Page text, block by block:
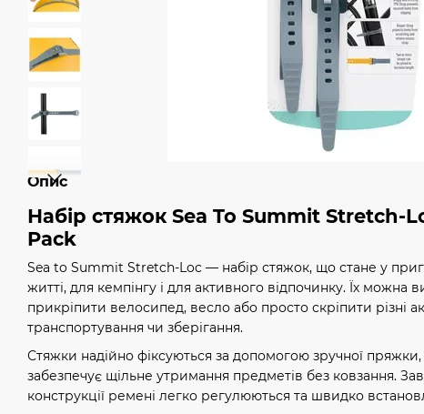
Опис
Набір стяжок Sea To Summit Stretch-
Pack
Sea to Summit Stretch-Loc — набір стяжок, що стане у
житті, для кемпінгу і для активного відпочинку. Їх можна
прикріпити велосипед, весло або просто скріпити різні
транспортування чи зберігання.
Стяжки надійно фіксуються за допомогою зручної
забезпечує щільне утримання предметів без ковзання.
конструкції ремені легко регулюються та швидко